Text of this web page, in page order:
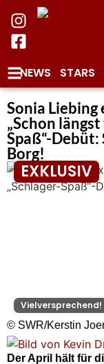
NEWS STARS
Sonia Liebing
„Schon
Spaß“-
Borg!
EXKLUSIV
Vielversprechend!
© SWR/Kerstin
Der April hält für